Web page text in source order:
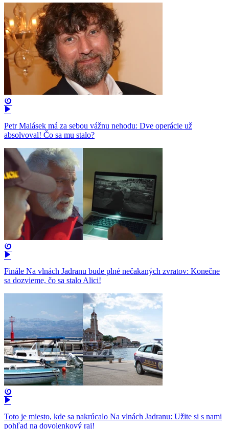
Petr Malásek má za sebou vážnu nehodu: Dve operácie už
absolvoval! Čo sa mu stalo?
Finále Na vlnách Jadranu bude plné nečakaných zvratov: Konečne
sa dozvieme, čo sa stalo Alici!
Toto je miesto, kde sa nakrúcalo Na vlnách Jadranu: Užite si s nami
pohľad na dovolenkový raj!